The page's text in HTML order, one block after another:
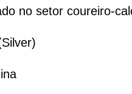
no setor coureiro-